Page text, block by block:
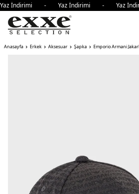
İndirimi - Yaz İndirimi -
Anasayfa Erkek Aksesuar Şapka Emporio Armani